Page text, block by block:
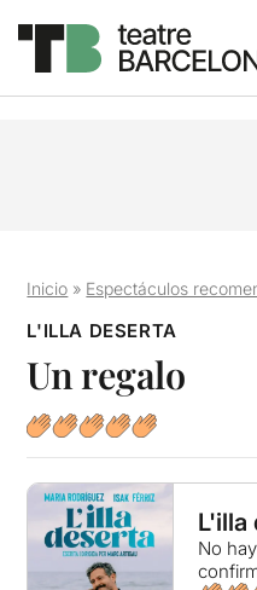
Inicio » Espectáculos
L'ILLA DESERTA
Un regalo
L'illa
No